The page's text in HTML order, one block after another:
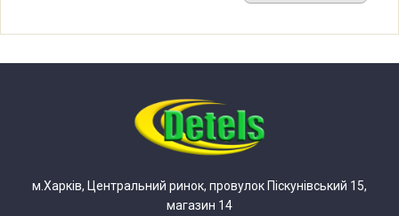
Miele FUTURA DIMENSION G5570
Miele FUTURA DIMENSION G5575
Miele FUTURA DIMENSION G5605
Miele FUTURA DIMENSION G5670
м.Харків, Центральний ринок, провулок Піскунівський 15,
магазин 14